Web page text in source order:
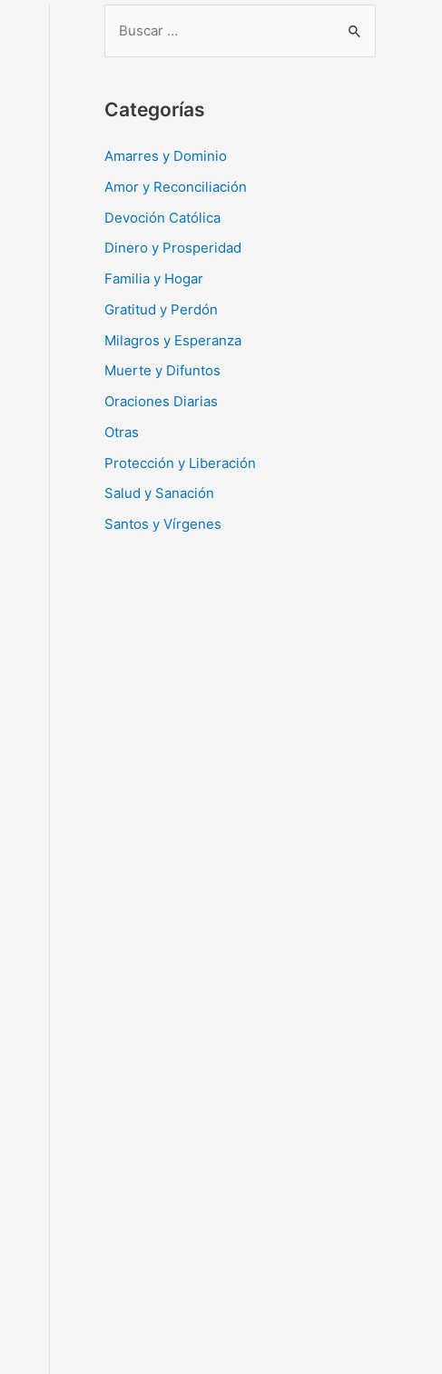
c
r
Categorías
Amarres y Dominio
Amor y Reconciliación
Devoción Católica
Dinero y Prosperidad
Familia y Hogar
Gratitud y Perdón
Milagros y Esperanza
Muerte y Difuntos
Oraciones Diarias
Otras
Protección y Liberación
Salud y Sanación
Santos y Vírgenes